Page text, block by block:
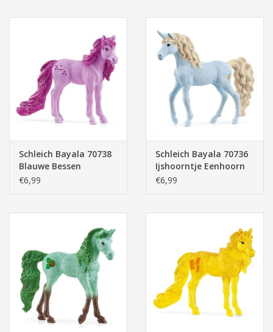
Contact/Locatie
Schleich Bayala 70738
Blauwe Bessen
Cupcake Eenhoorn
€6,99
Schleich Bayala 70736
Ijshoorntje Eenhoorn
€6,99